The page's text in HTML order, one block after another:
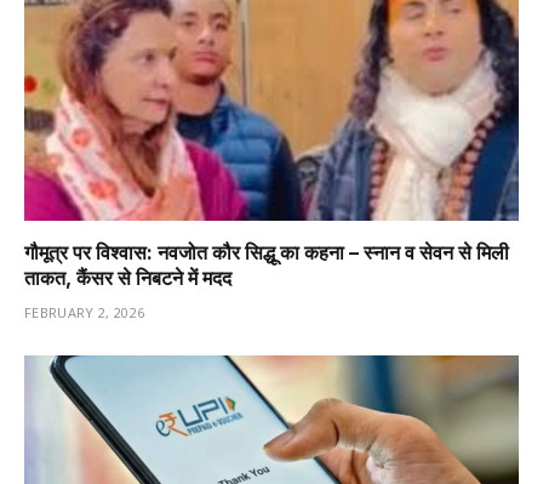
गौमूत्र पर विश्वास: नवजोत कौर सिद्धू का कहना – स्नान व सेवन से मिली
ताकत, कैंसर से निबटने में मदद
FEBRUARY 2, 2026